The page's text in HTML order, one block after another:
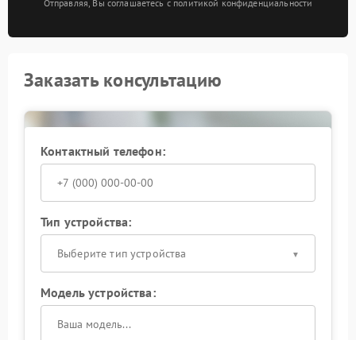
Отправляя, Вы соглашаетесь с политикой конфиденциальности
Заказать консультацию
Контактный телефон:
Тип устройства:
Выберите тип устройства
Модель устройства: